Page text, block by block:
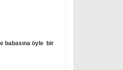
babasına öyle bir